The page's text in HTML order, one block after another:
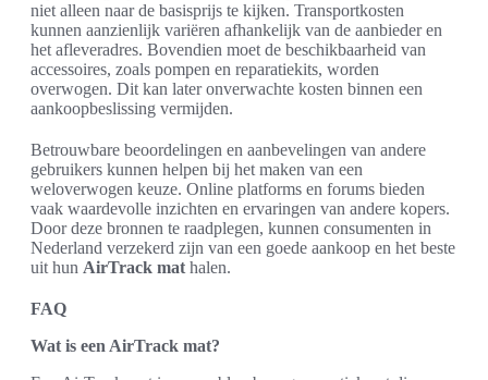
niet alleen naar de basisprijs te kijken. Transportkosten
kunnen aanzienlijk variëren afhankelijk van de aanbieder en
het afleveradres. Bovendien moet de beschikbaarheid van
accessoires, zoals pompen en reparatiekits, worden
overwogen. Dit kan later onverwachte kosten binnen een
aankoopbeslissing vermijden.
Betrouwbare beoordelingen en aanbevelingen van andere
gebruikers kunnen helpen bij het maken van een
weloverwogen keuze. Online platforms en forums bieden
vaak waardevolle inzichten en ervaringen van andere kopers.
Door deze bronnen te raadplegen, kunnen consumenten in
Nederland verzekerd zijn van een goede aankoop en het beste
uit hun AirTrack mat halen.
FAQ
Wat is een AirTrack mat?